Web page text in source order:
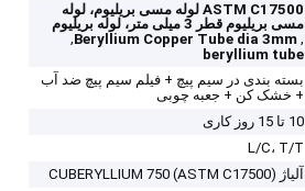
ASTM C17500 لوله مسی بریلیوم، لوله
مسی بریلیوم قطر 3 میلی متر، لوله بریلیوم
,
Beryllium Copper Tube dia 3mm
,
beryllium tube
بسته بندی در سیم پیچ + فیلم سیم پیچ ضد آب
+ خشک کن + جعبه چوبی
10 تا 15 روز کاری
L/C، T/T
آلیاژ CUBERYLLIUM 750 (ASTM C17500)